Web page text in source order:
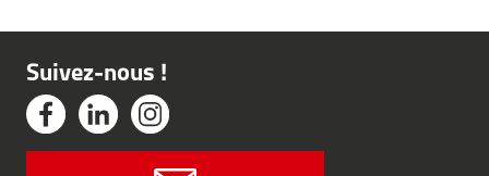
Suivez-nous !